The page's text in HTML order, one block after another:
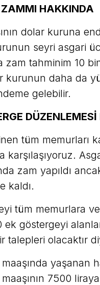
HAKKINDA
dolar kuruna
seyri asgari
zam tahminim 10
kurunun daha da
gelebilir.
tüm memurları
karşılaşıyoruz.
zam yapıldı
kaldı.
tüm memurlara
ek göstergeyi
talepleri olacaktır
yaşanan
7500